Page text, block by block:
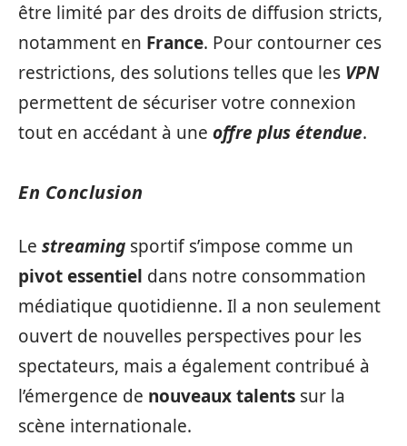
être limité par des droits de diffusion stricts,
notamment en France. Pour contourner ces
restrictions, des solutions telles que les VPN
permettent de sécuriser votre connexion
tout en accédant à une offre plus étendue.
En Conclusion
Le streaming sportif s’impose comme un
pivot essentiel dans notre consommation
médiatique quotidienne. Il a non seulement
ouvert de nouvelles perspectives pour les
spectateurs, mais a également contribué à
l’émergence de nouveaux talents sur la
scène internationale.